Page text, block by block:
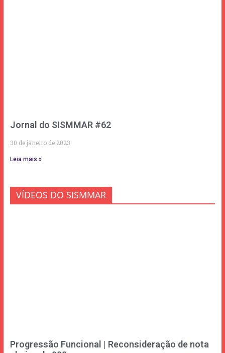
Jornal do SISMMAR #62
30 de janeiro de 2023
Leia mais »
VÍDEOS DO SISMMAR
Progressão Funcional | Reconsideração de nota